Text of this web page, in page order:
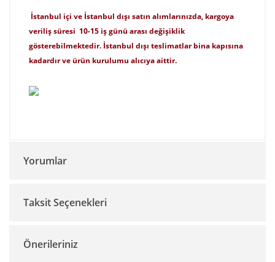
İstanbul içi ve İstanbul dışı satın alımlarınızda, kargoya
veriliş süresi 10-15 iş günü arası değişiklik
gösterebilmektedir. İstanbul dışı teslimatlar bina kapısına
kadardır ve ürün kurulumu alıcıya aittir.
Yorumlar
Bu ürüne ilk yorumu siz yapın!
Taksit Seçenekleri
Önerileriniz